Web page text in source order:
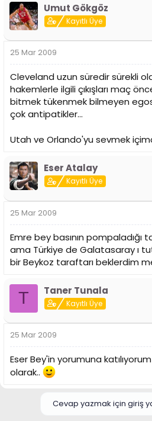
Umut Gökgöz
Kayıtlı Üye
25 Mar 2009
Cleveland uzun süredir sürekli
hakemlerle ilgili çıkışları maç
bitmek tükenmek bilmeyen
çok antipatikler...
Utah ve Orlando'yu sevmek
Eser Atalay
Kayıtlı Üye
25 Mar 2009
Emre bey basının pompaladığı
ama Türkiye de Galatasaray ı
bir Beykoz taraftarı beklerdim
T Taner Tunala
Kayıtlı Üye
25 Mar 2009
Eser Bey'in yorumuna
olarak..
Cevap yazmak için giriş